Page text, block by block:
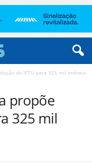
do IPTU para 325 mil imóveis
propõe
325 mil